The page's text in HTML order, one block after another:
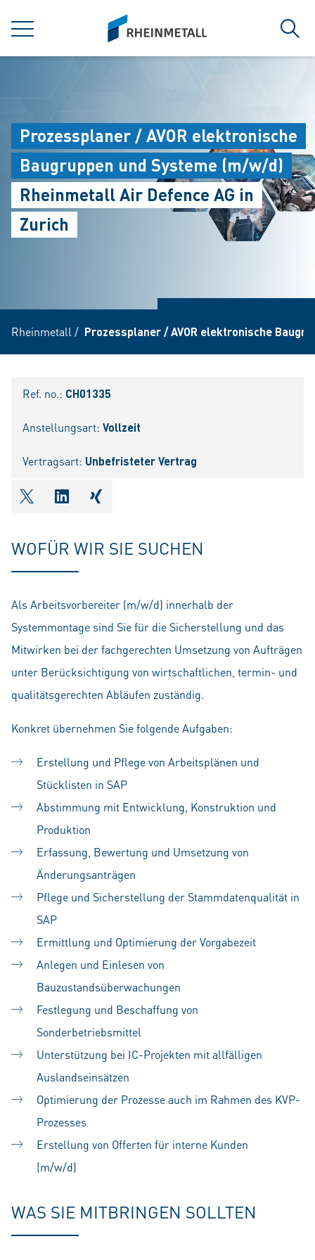
MENU
siteLogo
Prozessplaner / AVOR elektronische
Baugruppen und Systeme (m/w/d)
Rheinmetall Air Defence AG in
Zurich
Rheinmetall / Prozessplaner / AVOR elektronische
Ref. no.: CH01335
Anstellungsart: Vollzeit
Vertragsart: Unbefristeter Vertrag
shareOntwitter
shareOnlinkedIn
shareOnxing
WOFÜR WIR SIE SUCHEN
Als Arbeitsvorbereiter (m/w/d) innerhalb der
Systemmontage sind Sie für die Sicherstellung und das
Mitwirken bei der fachgerechten Umsetzung von Aufträgen
unter Berücksichtigung von wirtschaftlichen, termin- und
qualitätsgerechten Abläufen zuständig.
Konkret übernehmen Sie folgende Aufgaben:
Erstellung und Pflege von Arbeitsplänen und
Stücklisten in SAP
Abstimmung mit Entwicklung, Konstruktion und
Produktion
Erfassung, Bewertung und Umsetzung von
Änderungsanträgen
Pflege und Sicherstellung der Stammdatenqualität in
SAP
Ermittlung und Optimierung der Vorgabezeit
Anlegen und Einlesen von
Bauzustandsüberwachungen
Festlegung und Beschaffung von
Sonderbetriebsmittel
Unterstützung bei IC-Projekten mit allfälligen
Auslandseinsätzen
Optimierung der Prozesse auch im Rahmen des KVP-
Prozesses
Erstellung von Offerten für interne Kunden
(m/w/d)
WAS SIE MITBRINGEN SOLLTEN